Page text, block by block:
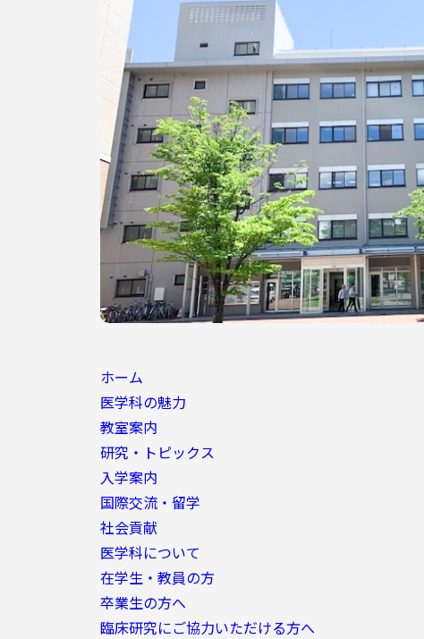
ホーム
医学科の魅力
教室案内
研究・トピックス
入学案内
国際交流・留学
社会貢献
医学科について
在学生・教員の方
卒業生の方へ
臨床研究にご協力いただける方へ